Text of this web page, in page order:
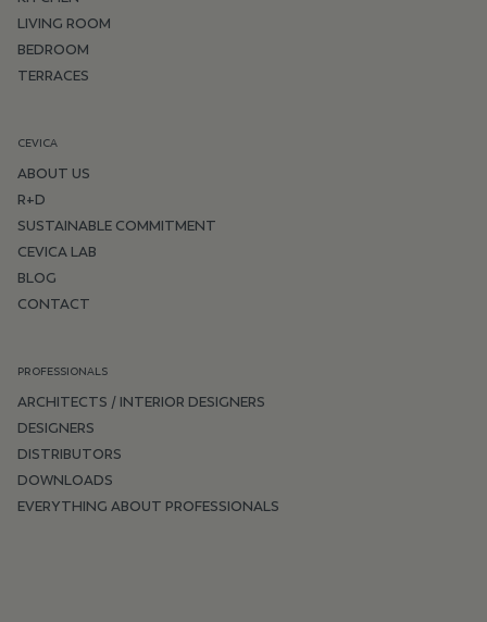
LIVING ROOM
BEDROOM
TERRACES
CEVICA
ABOUT US
R+D
SUSTAINABLE COMMITMENT
CEVICA LAB
BLOG
CONTACT
PROFESSIONALS
ARCHITECTS / INTERIOR DESIGNERS
DESIGNERS
DISTRIBUTORS
DOWNLOADS
EVERYTHING ABOUT PROFESSIONALS